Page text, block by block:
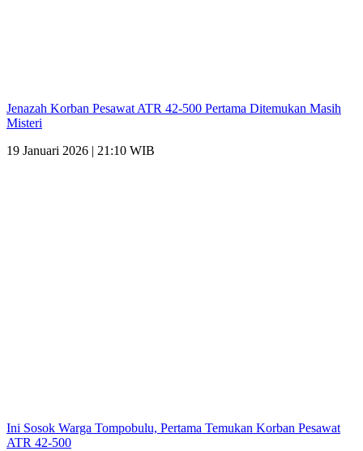
Jenazah Korban Pesawat ATR 42-500 Pertama Ditemukan Masih
Misteri
19 Januari 2026 | 21:10 WIB
Ini Sosok Warga Tompobulu, Pertama Temukan Korban Pesawat
ATR 42-500